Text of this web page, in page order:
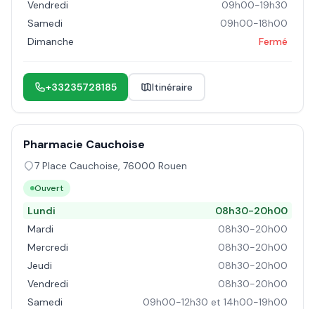
Vendredi
09h00-19h30
Samedi
09h00-18h00
Dimanche
Fermé
+33235728185 Itinéraire
Pharmacie Cauchoise
7 Place Cauchoise, 76000 Rouen
Ouvert
Lundi
08h30-20h00
Mardi
08h30-20h00
Mercredi
08h30-20h00
Jeudi
08h30-20h00
Vendredi
08h30-20h00
Samedi
09h00-12h30 et 14h00-19h00